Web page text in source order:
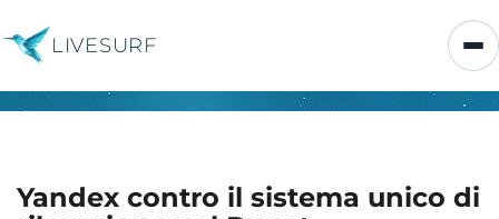
LIVESURF
Yandex contro il sistema unico di